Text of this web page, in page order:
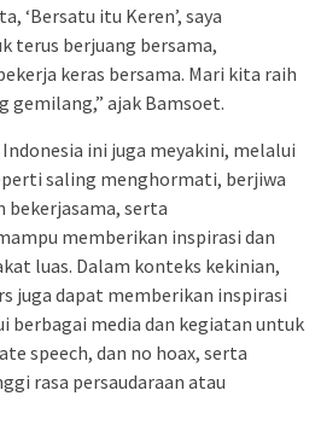
‘Bersatu itu Keren’, saya
terus berjuang bersama,
keras bersama. Mari kita raih
gemilang,” ajak Bamsoet.
ini juga meyakini, melalui
saling menghormati, berjiwa
serta
memberikan inspirasi dan
luas. Dalam konteks kekinian,
juga dapat memberikan inspirasi
berbagai media dan kegiatan untuk
speech, dan no hoax, serta
rasa persaudaraan atau